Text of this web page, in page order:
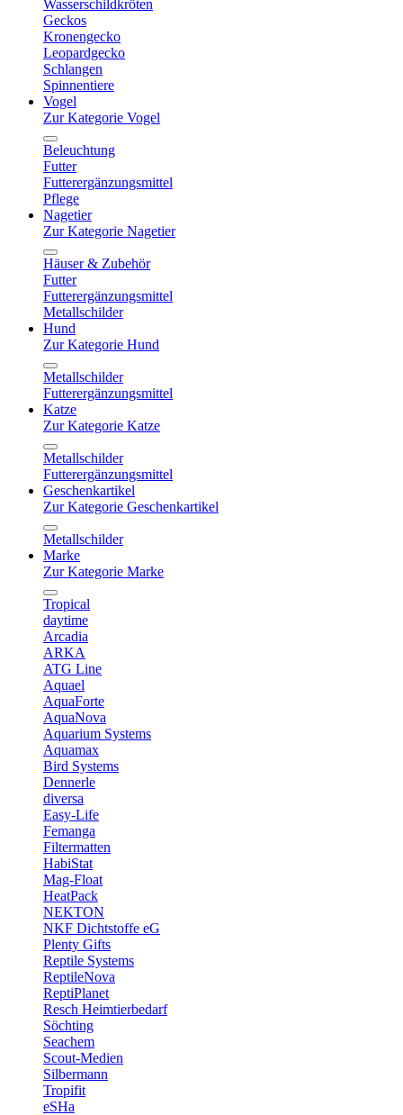
Wasserschildkröten
Geckos
Kronengecko
Leopardgecko
Schlangen
Spinnentiere
Vogel
Zur Kategorie Vogel
Beleuchtung
Futter
Futterergänzungsmittel
Pflege
Nagetier
Zur Kategorie Nagetier
Häuser & Zubehör
Futter
Futterergänzungsmittel
Metallschilder
Hund
Zur Kategorie Hund
Metallschilder
Futterergänzungsmittel
Katze
Zur Kategorie Katze
Metallschilder
Futterergänzungsmittel
Geschenkartikel
Zur Kategorie Geschenkartikel
Metallschilder
Marke
Zur Kategorie Marke
Tropical
daytime
Arcadia
ARKA
ATG Line
Aquael
AquaForte
AquaNova
Aquarium Systems
Aquamax
Bird Systems
Dennerle
diversa
Easy-Life
Femanga
Filtermatten
HabiStat
Mag-Float
HeatPack
NEKTON
NKF Dichtstoffe eG
Plenty Gifts
Reptile Systems
ReptileNova
ReptiPlanet
Resch Heimtierbedarf
Söchting
Seachem
Scout-Medien
Silbermann
Tropifit
eSHa